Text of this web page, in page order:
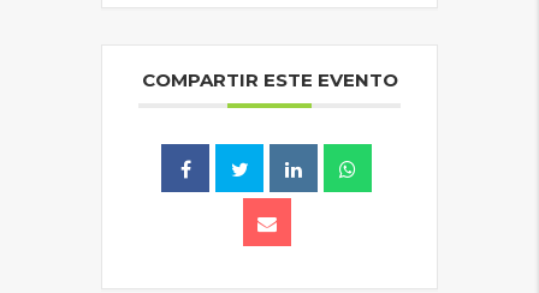
COMPARTIR ESTE EVENTO